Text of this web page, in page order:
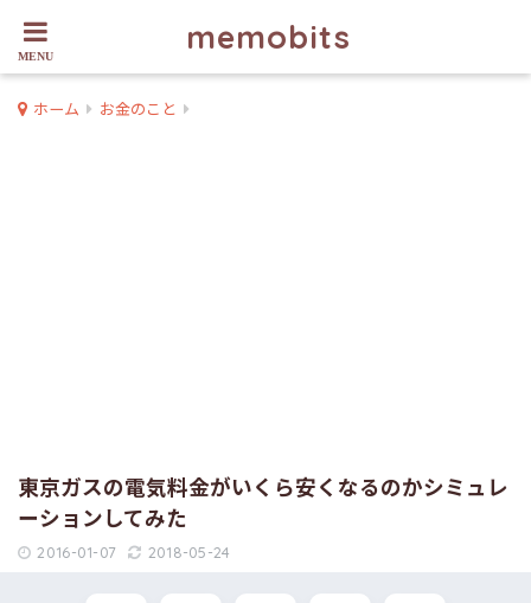
memobits
ホーム お金のこと
東京ガスの電気料金がいくら安くなるのかシミュレ
ーションしてみた
2016-01-07 2018-05-24